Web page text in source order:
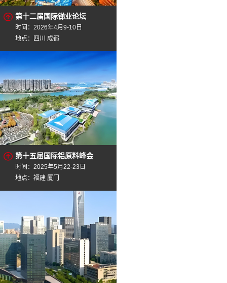
第十二届国际锑业论坛
时间：2026年4月9-10日
地点：四川 成都
第十五届国际铝原料峰会
时间：2025年5月22-23日
地点：福建 厦门